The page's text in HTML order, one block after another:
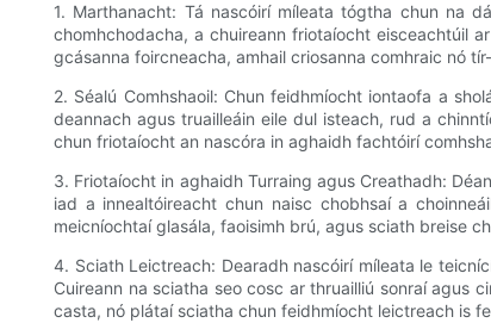
1. Marthanacht: Tá nascóirí míleata tógtha chun na
chomhchodacha, a chuireann friotaíocht eisceachtúil
gcásanna foircneacha, amhail criosanna comhraic nó
2. Séalú Comhshaoil: Chun feidhmíocht iontaofa a
deannach agus truailleáin eile dul isteach, rud a
chun friotaíocht an nascóra in aghaidh fachtóirí
3. Friotaíocht in aghaidh Turraing agus Creathadh:
iad a innealtóireacht chun naisc chobhsaí a
meicníochtaí glasála, faoisimh brú, agus sciath breise
4. Sciath Leictreach: Dearadh nascóirí míleata le
Cuireann na sciatha seo cosc ​​ar thruailliú sonraí agus
casta, nó plátaí sciatha chun feidhmíocht leictreach is